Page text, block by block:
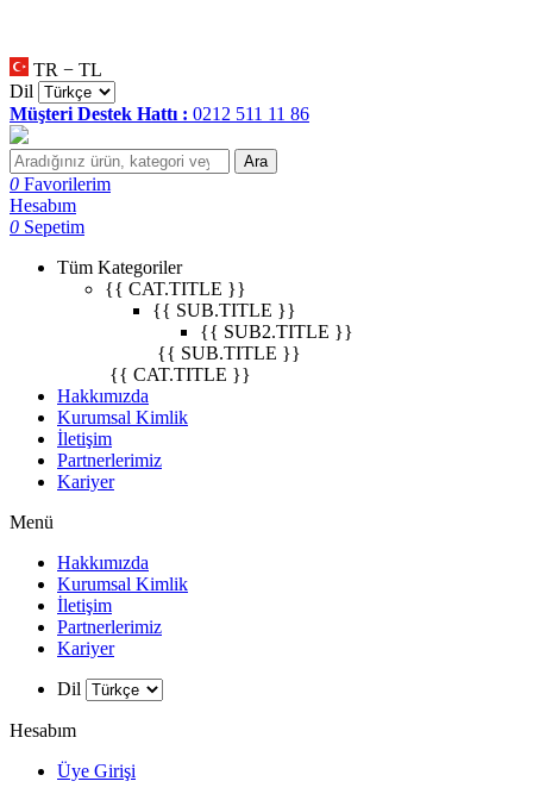
TR − TL
Dil
Müşteri Destek Hattı : 0212 511 11 86
Ara
0 Favorilerim
Hesabım
0 Sepetim
Tüm Kategoriler
{{ CAT.TITLE }}
{{ SUB.TITLE }}
{{ SUB2.TITLE }}
{{ SUB.TITLE }}
{{ CAT.TITLE }}
Hakkımızda
Kurumsal Kimlik
İletişim
Partnerlerimiz
Kariyer
Menü
Hakkımızda
Kurumsal Kimlik
İletişim
Partnerlerimiz
Kariyer
Dil
Hesabım
Üye Girişi